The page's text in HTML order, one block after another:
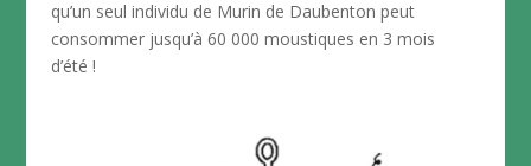
qu’un seul individu de Murin de Daubenton peut
consommer jusqu’à 60 000 moustiques en 3 mois
d’été !